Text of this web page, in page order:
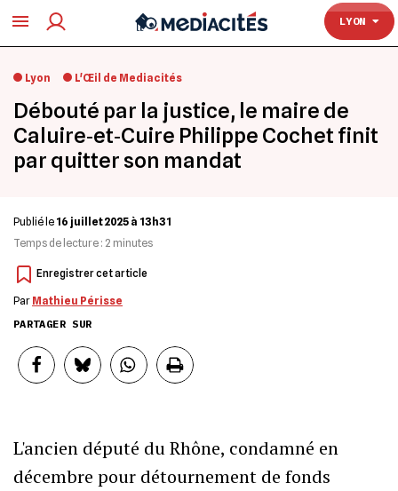
LYON
TOULOUSE
Lyon L'Œil de Mediacités
Débouté par la justice, le maire de
Caluire‐et‐Cuire Philippe Cochet finit
par quitter son mandat
Publié le 16 juillet 2025 à 13h31
Temps de lecture : 2 minutes
Par Mathieu Périsse
PARTAGER SUR
L'ancien député du Rhône, condamné en
décembre pour détournement de fonds